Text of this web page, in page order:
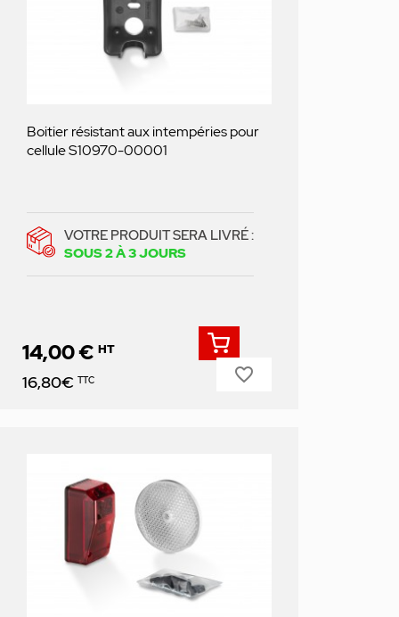
Boitier résistant aux intempéries pour
cellule S10970-00001
VOTRE PRODUIT SERA LIVRÉ :
SOUS 2 À 3 JOURS
Prix
14,00 € HT
16,80€ TTC favorite_border